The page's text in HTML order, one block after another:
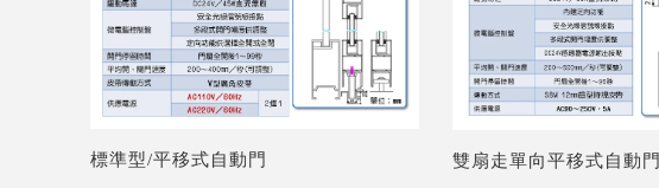
標準型/平移式自動門 雙扇走單向平移式自動門